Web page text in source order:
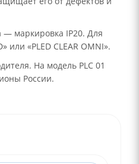
— маркировка IP20. Для
«PLED CLEAR OMNI».
На модель PLC 01
России.